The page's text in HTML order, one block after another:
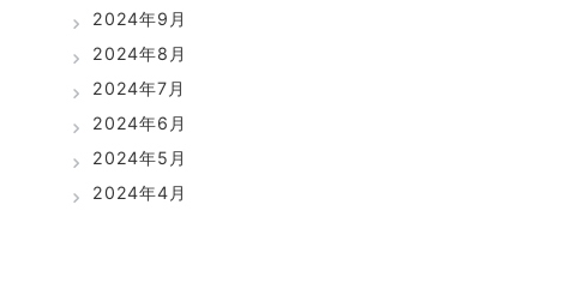
2024年9月
2024年8月
2024年7月
2024年6月
2024年5月
2024年4月